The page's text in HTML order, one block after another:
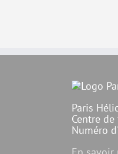
Paris
Centre
Numéro